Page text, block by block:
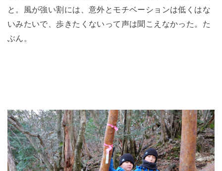
と。風が強い割には、意外とモチベーションは低くはな
いみたいで、歩きたくないって声は聞こえなかった。た
ぶん。